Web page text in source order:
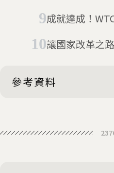
成就達成！
讓國家改革之路更順暢
參考資料
growers hit by